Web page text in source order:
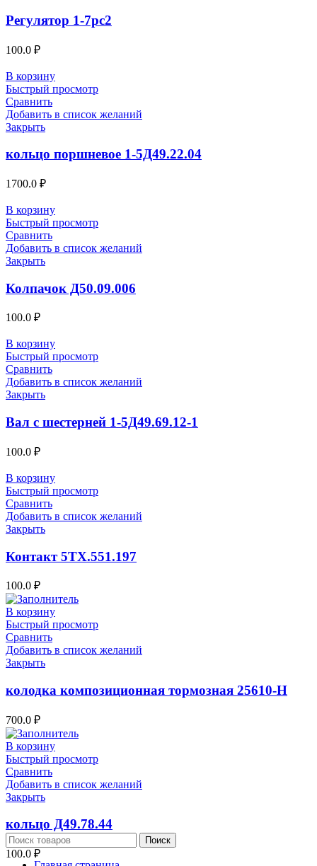
Регулятор 1-7рс2
100.0 ₽
В корзину
Быстрый просмотр
Сравнить
Добавить в список желаний
Закрыть
кольцо поршневое 1-5Д49.22.04
1700.0 ₽
В корзину
Быстрый просмотр
Сравнить
Добавить в список желаний
Закрыть
Колпачок Д50.09.006
100.0 ₽
В корзину
Быстрый просмотр
Сравнить
Добавить в список желаний
Закрыть
Вал с шестерней 1-5Д49.69.12-1
100.0 ₽
В корзину
Быстрый просмотр
Сравнить
Добавить в список желаний
Закрыть
Контакт 5ТХ.551.197
100.0 ₽
В корзину
Быстрый просмотр
Сравнить
Добавить в список желаний
Закрыть
колодка композиционная тормозная 25610-Н
700.0 ₽
В корзину
Быстрый просмотр
Сравнить
Добавить в список желаний
Закрыть
кольцо Д49.78.44
100.0 ₽
Поиск